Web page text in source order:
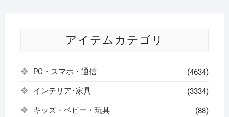
アイテムカテゴリ
PC・スマホ・通信 (4634)
インテリア･家具 (3334)
キッズ・ベビー・玩具 (88)